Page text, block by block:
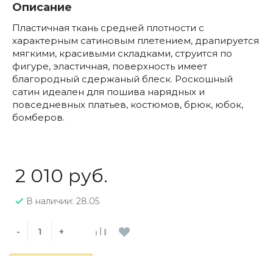
Описание
Пластичная ткань средней плотности с
характерным сатиновым плетением, драпируется
мягкими, красивыми складками, струится по
фигуре, эластичная, поверхность имеет
благородный сдержаный блеск. Роскошный
сатин идеален для пошива нарядных и
повседневных платьев, костюмов, брюк, юбок,
бомберов.
2 010 руб.
В наличии: 28.05
- +